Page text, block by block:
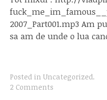
2007_Part001.mp3 Am
sa am de unde o lua
Posted in Uncategorized.
2 Comments